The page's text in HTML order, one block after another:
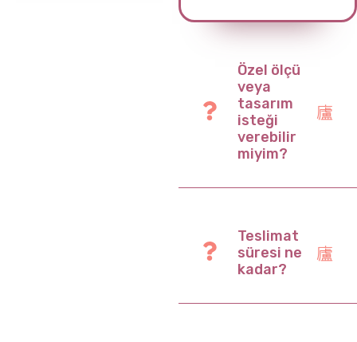
Özel ölçü
veya
tasarım
isteği
verebilir
miyim?
Teslimat
süresi ne
kadar?